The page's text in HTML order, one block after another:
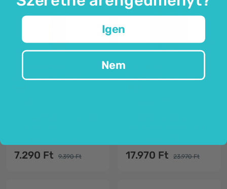
BIO Feketekömény
7.290 Ft 9.390 Ft
3x BIO Feketekömény
17.970 Ft 23.970 Ft
Igen
Nem